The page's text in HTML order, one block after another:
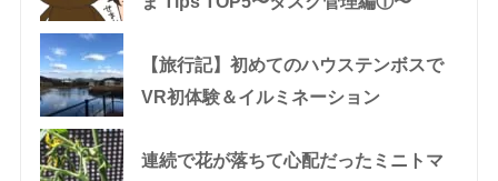
【旅行記】初めてのハウステンボスで
VR初体験＆イルミネーション
連続で花が落ちて心配だったミニトマ